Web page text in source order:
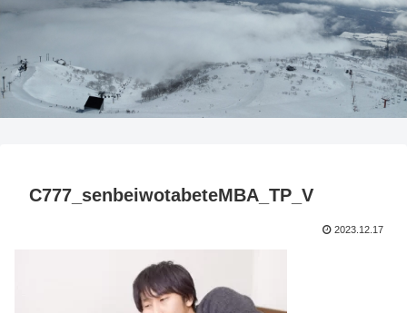
C777_senbeiwotabeteMBA_TP_V
2023.12.17